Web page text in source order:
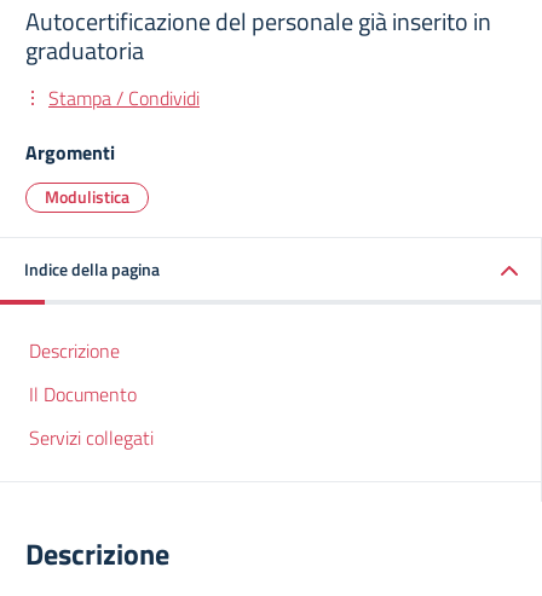
Autocertificazione del personale già inserito in
graduatoria
Stampa / Condividi
Argomenti
Modulistica
Indice della pagina
Descrizione
Il Documento
Servizi collegati
Descrizione